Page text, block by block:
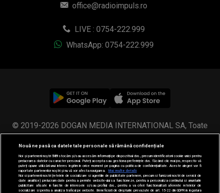
office@radioimpuls.ro
LIVE : 0754-222.999
WhatsApp: 0754-222.999
© 2019-2026 DOGAN MEDIA INTERNATIONAL SA, Toate
drepturile rezervate.
Nouă ne pasă ca datele tale personale să rămână confidențiale
Noi și partenerii noștri589stocăm și/sau accesăm informații pe dispozitivul dvs., precum identificatorii cookie unici pentru
prelucrarea datelor cu caracter personal. Puteți accepta sau gestiona preferințele dvs. făcând clic mai jos, respectiv vă
puteți opune utilizării unui interes legitim în orice moment pe pagina cu politica de confidențialitate. Aceste alegeri vor fi
raportate partenerilor noștri și nu vă vor afecta navigarea.
Mai multe detalii
Noi si partenerii nostri (retelele de socializare si agentiile de publicitate partenere, precum si furnizorii nostri de servicii de
date analitice) prelucram date pentru a permite website-ului sa functioneze, pentru a personaliza continutul si anunturile
publicitare afisate in functie de interesele si/sau profilul dvs., pentru a va oferi functionalitati aferente retelelor de
socializare si pentru a analiza traficul pe website. Beneficiati de drepturile prevazute de art. 15-22 din GDPR in legatura